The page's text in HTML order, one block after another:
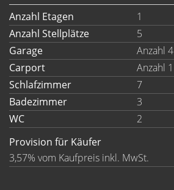
Anzahl Etagen
1
Anzahl Stellplätze
5
Garage
Anzahl 4
Carport
Anzahl 1
Schlafzimmer
7
Badezimmer
3
WC
2
Provision für Käufer
3,57% vom Kaufpreis inkl. MwSt.